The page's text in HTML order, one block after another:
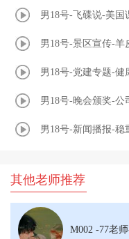
男18号-飞碟说-美国
男18号-景区宣传-羊
男18号-党建专题-健
男18号-晚会颁奖-公
男18号-新闻播报-稳
其他老师推荐
M002 -77老